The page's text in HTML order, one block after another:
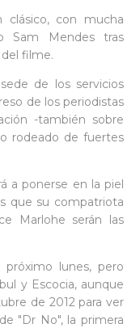
con mucha
Sam Mendes tras
filme.
de los servicios
de los periodistas
-también sobre
rodeado de fuertes
a ponerse en la piel
que su compatriota
Marlohe serán las
lunes, pero
y Escocia, aunque
de 2012 para ver
"Dr No", la primera